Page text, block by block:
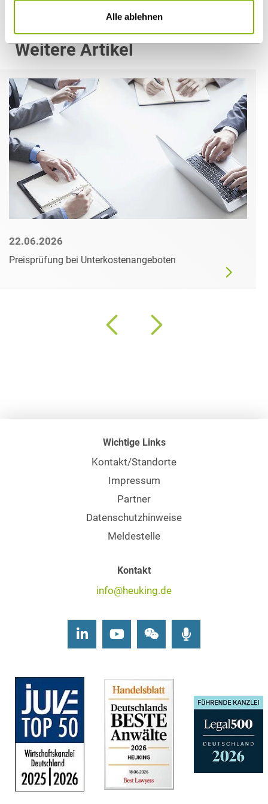
Alle ablehnen
Weitere Artikel
22.06.2026
Preisprüfung bei Unterkostenangeboten
Wichtige Links
Kontakt/Standorte
Impressum
Partner
Datenschutzhinweise
Meldestelle
Kontakt
info@heuking.de
LinkedInYoutubeWechat